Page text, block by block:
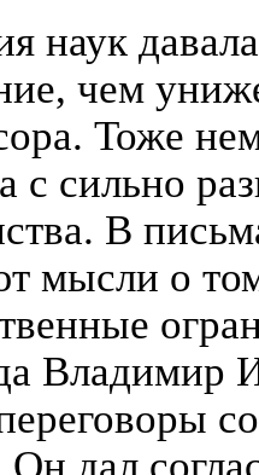
наук
чем
Тоже
с сильно
В
мысли о
Владимир